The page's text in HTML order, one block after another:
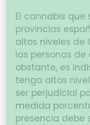
El cannabis
provincias
altos niveles de
las personas
obstante, es
tenga altos
ser perjudicial
medida
presencia debe